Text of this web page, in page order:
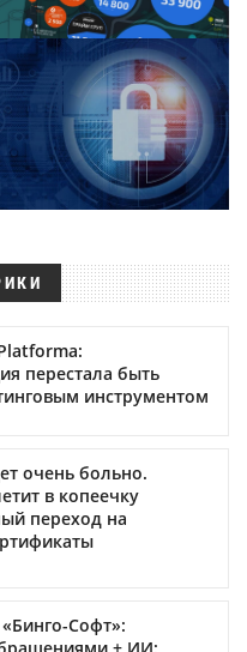
перестала быть
инструментом
очень больно.
в копеечку
переход на
Софт»: